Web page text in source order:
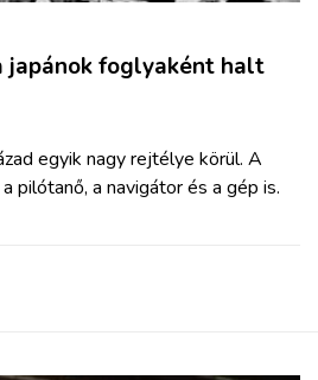
japánok foglyaként halt
egyik nagy rejtélye körül. A
pilótanő, a navigátor és a gép is.